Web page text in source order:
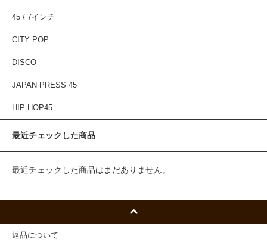
45 / 7インチ
CITY POP
DISCO
JAPAN PRESS 45
HIP HOP45
最近チェックした商品
最近チェックした商品はまだありません。
返品について